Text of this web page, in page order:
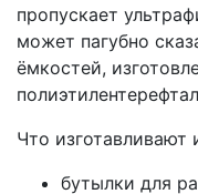
пропускает
может пагубно
ёмкостей,
Что изготавливают
бутылки для